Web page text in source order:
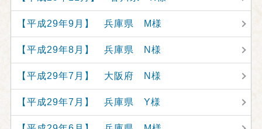
【平成29年9月】 兵庫県 M様
【平成29年8月】 兵庫県 N様
【平成29年7月】 大阪府 N様
【平成29年7月】 兵庫県 Y様